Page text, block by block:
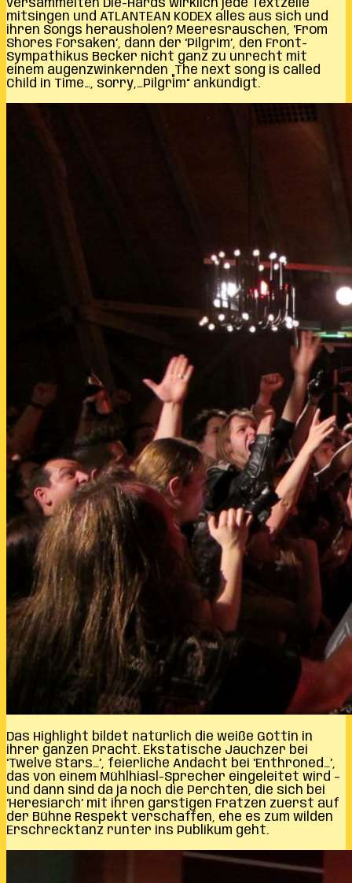
versammelten Die-Hards wirklich jede Textzeile
mitsingen und ATLANTEAN KODEX alles aus sich und
ihren Songs herausholen? Meeresrauschen, ‘From
Shores Forsaken’, dann der ‘Pilgrim’, den Front-
Sympathikus Becker nicht ganz zu unrecht mit
einem augenzwinkernden „The next song is called
Child in Time…, sorry,…Pilgrim“ ankündigt.
Das Highlight bildet natürlich die weiße Göttin in
ihrer ganzen Pracht. Ekstatische Jauchzer bei
‘Twelve Stars…’, feierliche Andacht bei ‘Enthroned…’,
das von einem Mühlhiasl-Sprecher eingeleitet wird –
und dann sind da ja noch die Perchten, die sich bei
‘Heresiarch’ mit ihren garstigen Fratzen zuerst auf
der Bühne Respekt verschaffen, ehe es zum wilden
Erschrecktanz runter ins Publikum geht.